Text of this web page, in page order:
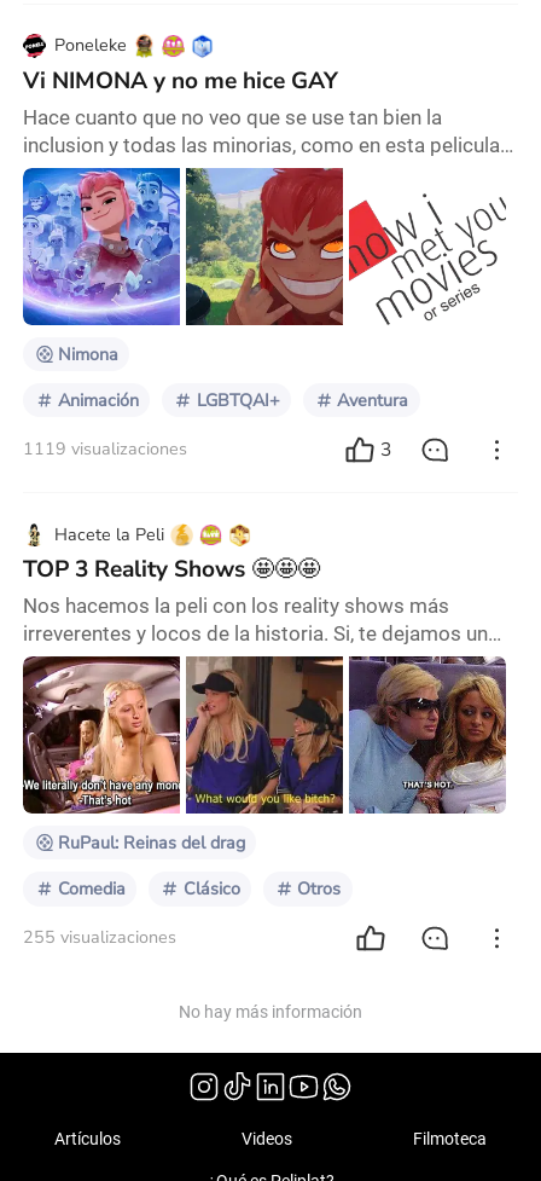
Poneleke
Vi NIMONA y no me hice GAY
Hace cuanto que no veo que se use tan bien la
inclusion y todas las minorias, como en esta pelicula.
Nimona es todo ( o casi todo, tampoco exageremos)
lo que esta bien y ahora te voy a explicar pk se habla
tan bien de este filme. Pero primero de donde salio
esta peli, Nimona adapta un comic web queer que
trata sobre como un caballero medieval debe limpiar
su nombre luego de ser acusado de asesinar
Nimona
Animación LGBTQAI+ Aventura
1119 visualizaciones 3
Hacete la Peli
TOP 3 Reality Shows 🤩🤩🤩
Nos hacemos la peli con los reality shows más
irreverentes y locos de la historia. Si, te dejamos un
TOP 3 imperdible sobre aquellos shows que toman la
realidad 24 hs 7 días a la semana y nos dejan
deseando más más más… 3- The Simple Life
Crecimos viendo a estas dos multimillonarias
entregarse a vivir “sin dinero” y buscando trabajar en
diferentes oficios. Paris Hilton y Nichole Richie nos
RuPaul: Reinas del drag
Comedia Clásico Otros
255 visualizaciones
No hay más información
Artículos Videos Filmoteca